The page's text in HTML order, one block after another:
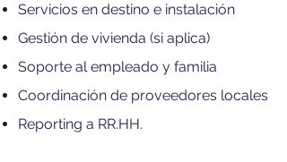
Servicios en destino e instalación
Gestión de vivienda (si aplica)
Soporte al empleado y familia
Coordinación de proveedores locales
Reporting a RR.HH.